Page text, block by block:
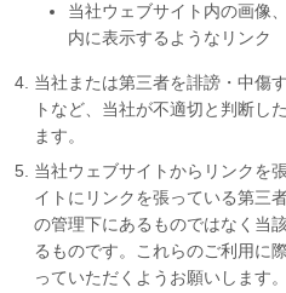
当社ウェブサイト内の画像
内に表示するようなリンク
当社または第三者を誹謗・中傷
トなど、当社が不適切と判断し
ます。
当社ウェブサイトからリンクを
イトにリンクを張っている第三
の管理下にあるものではなく当
るものです。これらのご利用に
っていただくようお願いします